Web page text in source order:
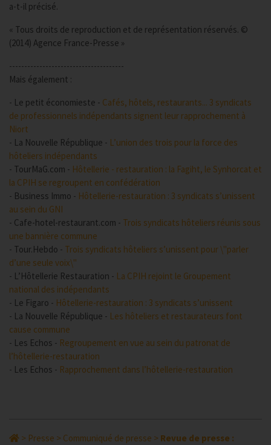
a-t-il précisé.
« Tous droits de reproduction et de représentation réservés. ©
(2014) Agence France-Presse »
--------------------------------------
Mais également :
- Le petit économieste - Cafés, hôtels, restaurants... 3 syndicats
de professionnels indépendants signent leur rapprochement à
Niort
- La Nouvelle République - L’union des trois pour la force des
hôteliers indépendants
- TourMaG.com - Hôtellerie - restauration : la Fagiht, le Synhorcat et
la CPIH se regroupent en confédération
- Business Immo - Hôtellerie-restauration : 3 syndicats s’unissent
au sein du GNI
- Cafe-hotel-restaurant.com - Trois syndicats hôteliers réunis sous
une bannière commune
- Tour.Hebdo - Trois syndicats hôteliers s’unissent pour \"parler
d’une seule voix\"
- L’Hôtellerie Restauration - La CPIH rejoint le Groupement
national des indépendants
- Le Figaro - Hôtellerie-restauration : 3 syndicats s’unissent
- La Nouvelle République - Les hôteliers et restaurateurs font
cause commune
- Les Echos - Regroupement en vue au sein du patronat de
l’hôtellerie-restauration
- Les Echos - Rapprochement dans l’hôtellerie-restauration
> Presse > Communiqué de presse > Revue de presse :